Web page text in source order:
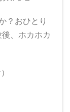
？おひとり
、ホカホカ